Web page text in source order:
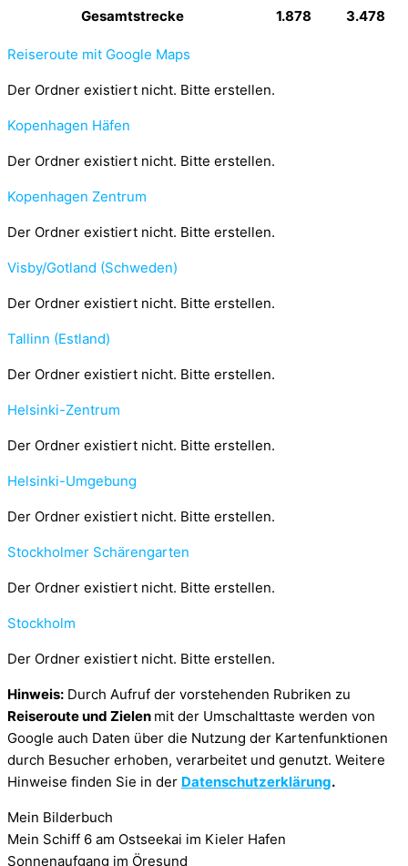
Gesamtstrecke 1.878 3.478
Reiseroute mit Google Maps
Der Ordner existiert nicht. Bitte erstellen.
Kopenhagen Häfen
Der Ordner existiert nicht. Bitte erstellen.
Kopenhagen Zentrum
Der Ordner existiert nicht. Bitte erstellen.
Visby/Gotland (Schweden)
Der Ordner existiert nicht. Bitte erstellen.
Tallinn (Estland)
Der Ordner existiert nicht. Bitte erstellen.
Helsinki-Zentrum
Der Ordner existiert nicht. Bitte erstellen.
Helsinki-Umgebung
Der Ordner existiert nicht. Bitte erstellen.
Stockholmer Schärengarten
Der Ordner existiert nicht. Bitte erstellen.
Stockholm
Der Ordner existiert nicht. Bitte erstellen.
Hinweis: Durch Aufruf der vorstehenden Rubriken zu
Reiseroute und Zielen mit der Umschalttaste werden von
Google auch Daten über die Nutzung der Kartenfunktionen
durch Besucher erhoben, verarbeitet und genutzt. Weitere
Hinweise finden Sie in der Datenschutzerklärung.
Mein Bilderbuch
Mein Schiff 6 am Ostseekai im Kieler Hafen
Sonnenaufgang im Öresund